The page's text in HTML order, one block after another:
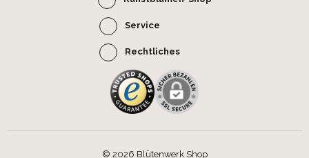
Service
Rechtliches
© 2026 Blütenwerk Shop